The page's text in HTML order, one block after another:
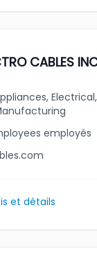
CABLES
employés
et détails